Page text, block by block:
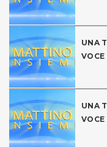
UNA
VOCE
UNA
VOCE